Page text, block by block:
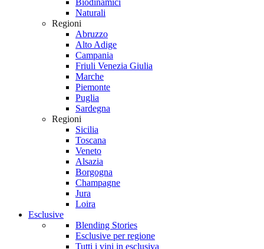
Biodinamici
Naturali
Regioni
Abruzzo
Alto Adige
Campania
Friuli Venezia Giulia
Marche
Piemonte
Puglia
Sardegna
Regioni
Sicilia
Toscana
Veneto
Alsazia
Borgogna
Champagne
Jura
Loira
Esclusive
Blending Stories
Esclusive per regione
Tutti i vini in esclusiva